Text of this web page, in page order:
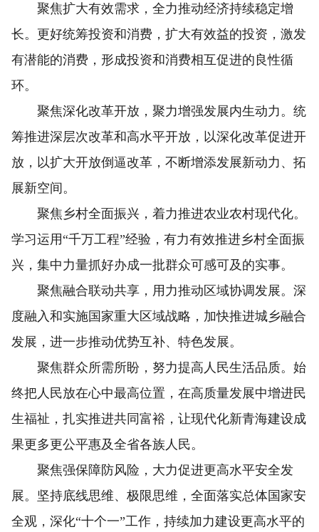
聚焦扩大有效需求，全力推动经济持续稳定增
长。更好统筹投资和消费，扩大有效益的投资，激发
有潜能的消费，形成投资和消费相互促进的良性循
环。
聚焦深化改革开放，聚力增强发展内生动力。统
筹推进深层次改革和高水平开放，以深化改革促进开
放，以扩大开放倒逼改革，不断增添发展新动力、拓
展新空间。
聚焦乡村全面振兴，着力推进农业农村现代化。
学习运用“千万工程”经验，有力有效推进乡村全面振
兴，集中力量抓好办成一批群众可感可及的实事。
聚焦融合联动共享，用力推动区域协调发展。深
度融入和实施国家重大区域战略，加快推进城乡融合
发展，进一步推动优势互补、特色发展。
聚焦群众所需所盼，努力提高人民生活品质。始
终把人民放在心中最高位置，在高质量发展中增进民
生福祉，扎实推进共同富裕，让现代化新青海建设成
果更多更公平惠及全省各族人民。
聚焦强保障防风险，大力促进更高水平安全发
展。坚持底线思维、极限思维，全面落实总体国家安
全观，深化“十个一”工作，持续加力建设更高水平的